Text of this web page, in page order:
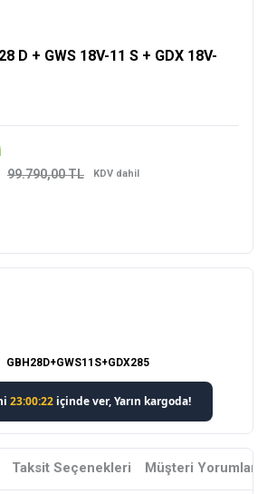
GBH28D+GWS11S+GDX285
D + GWS 18V-11 S + GDX 18V-
99.790,00 TL KDV dahil
Taksit Seçenekleri Müşteri Yorumları